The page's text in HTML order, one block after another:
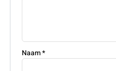
Naam*